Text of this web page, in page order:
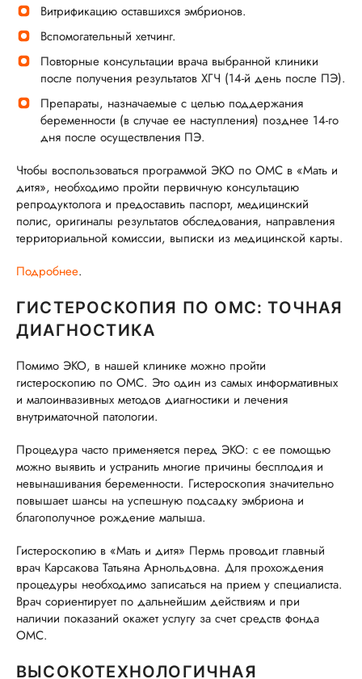
Витрификацию оставшихся эмбрионов.
Вспомогательный хетчинг.
Повторные консультации врача выбранной клиники
после получения результатов ХГЧ (14-й день после ПЭ).
Препараты, назначаемые с целью поддержания
беременности (в случае ее наступления) позднее 14-го
дня после осуществления ПЭ.
Чтобы воспользоваться программой ЭКО по ОМС в «Мать и
дитя», необходимо пройти первичную консультацию
репродуктолога и предоставить паспорт, медицинский
полис, оригиналы результатов обследования, направления
территориальной комиссии, выписки из медицинской карты.
Подробнее.
ГИСТЕРОСКОПИЯ ПО ОМС: ТОЧНАЯ
ДИАГНОСТИКА
Помимо ЭКО, в нашей клинике можно пройти
гистероскопию по ОМС. Это один из самых информативных
и малоинвазивных методов диагностики и лечения
внутриматочной патологии.
Процедура часто применяется перед ЭКО: с ее помощью
можно выявить и устранить многие причины бесплодия и
невынашивания беременности. Гистероскопия значительно
повышает шансы на успешную подсадку эмбриона и
благополучное рождение малыша.
Гистероскопию в «Мать и дитя» Пермь проводит главный
врач Карсакова Татьяна Арнольдовна. Для прохождения
процедуры необходимо записаться на прием у специалиста.
Врач сориентирует по дальнейшим действиям и при
наличии показаний окажет услугу за счет средств фонда
ОМС.
ВЫСОКОТЕХНОЛОГИЧНАЯ